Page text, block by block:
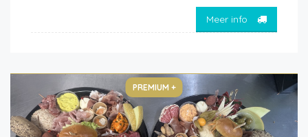
Meer info
PREMIUM +